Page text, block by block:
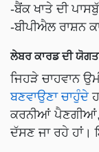
-ਬੈਂਕ ਖਾਤੇ ਦੀ
-ਬੀਪੀਐਲ ਰਾਸ਼ਨ
ਲੇਬਰ ਕਾਰਡ ਦੀ
ਜਿਹੜੇ ਚਾਹਵਾਨ
ਬਣਵਾਉਣਾ ਚਾਹੁੰਦੇ
ਕਰਨੀਆਂ ਪੈਣਗੀਆਂ,
ਦੱਸਣ ਜਾ ਰਹੇ ਹਾਂ।